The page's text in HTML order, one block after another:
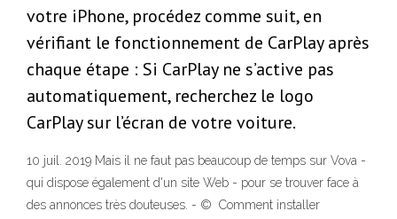
votre iPhone, procédez comme suit, en
vérifiant le fonctionnement de CarPlay après
chaque étape : Si CarPlay ne s’active pas
automatiquement, recherchez le logo
CarPlay sur l’écran de votre voiture.
10 juil. 2019 Mais il ne faut pas beaucoup de temps sur Vova -
qui dispose également d'un site Web - pour se trouver face à
des annonces très douteuses. - © Comment installer